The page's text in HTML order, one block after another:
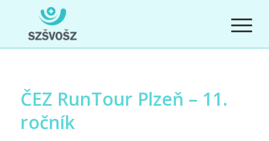
ČEZ RunTour Plzeň – 11.
ročník